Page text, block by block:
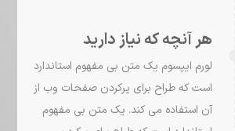
هر آنچه که نیاز دارید
لورم ايپسوم يک متن بی مفهوم استاندارد
است که طراح برای پرکردن صفحات وب از
آن استفاده می کند. يک متن بی مفهوم